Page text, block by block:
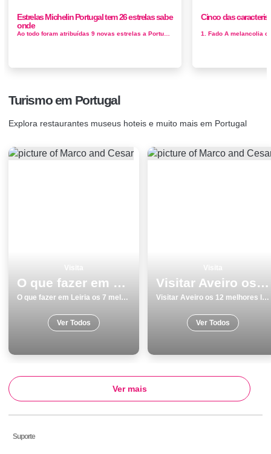
Estrelas Michelin Portugal tem 26 estrelas sabe
onde
Cinco das
Turismo em Portugal
Explora restaurantes museus hoteis e muito mais em Portugal
O que fazer em Leiria os 7 melhores lugares para visitar
O que fazer em Leiria os 7 melhores lugares para visitar
Ver Todos
Visitar Aveiro os 12 melhores lugares
Visitar Aveiro os 12 melhores lugares
Ver Todos
Ver mais
Suporte